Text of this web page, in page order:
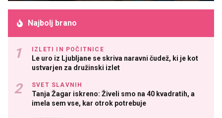
Najbolj brano
IZLETI IN POČITNICE
Le uro iz Ljubljane se skriva naravni čudež, ki je kot
ustvarjen za družinski izlet
SVET SLAVNIH
Tanja Žagar iskreno: Živeli smo na 40 kvadratih, a
imela sem vse, kar otrok potrebuje